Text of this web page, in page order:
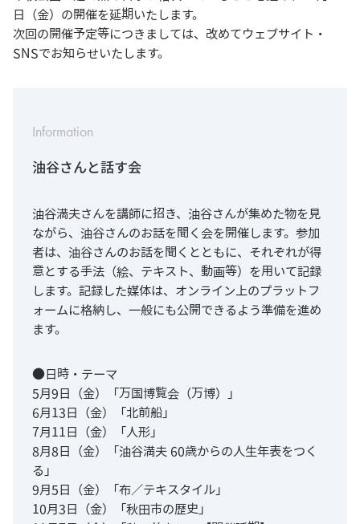
日（金）の開催を延期いたします。
次回の開催予定等につきましては、改めてウェブサイト・
SNSでお知らせいたします。
Information
油谷さんと話す会
油谷満夫さんを講師に招き、油谷さんが集めた物を見
ながら、油谷さんのお話を聞く会を開催します。参加
者は、油谷さんのお話を聞くとともに、それぞれが得
意とする手法（絵、テキスト、動画等）を用いて記録
します。記録した媒体は、オンライン上のプラットフ
ォームに格納し、一般にも公開できるよう準備を進め
ます。
●日時・テーマ
5月9日（金）「万国博覧会（万博）」
6月13日（金）「北前船」
7月11日（金）「人形」
8月8日（金）「油谷満夫 60歳からの人生年表をつく
る」
9月5日（金）「布／テキスタイル」
10月3日（金）「秋田市の歴史」